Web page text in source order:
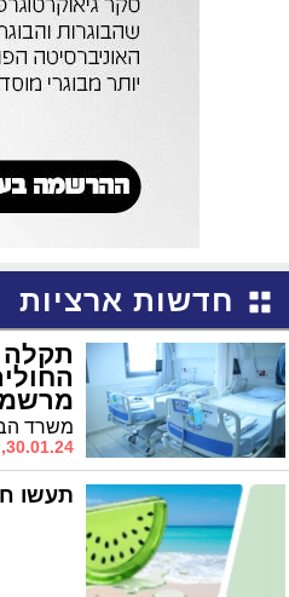
חדשות ארציות
תקלה
30.01.24, מערכת האתר
תעשו